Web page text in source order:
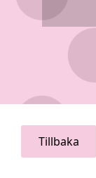
Tillbaka